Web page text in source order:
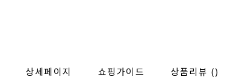
상세페이지 쇼핑가이드 상품리뷰 ()